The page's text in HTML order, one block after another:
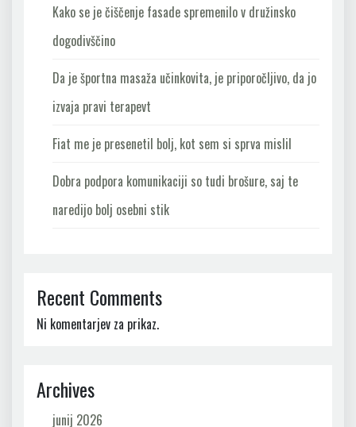
Kako se je čiščenje fasade spremenilo v družinsko
dogodivščino
Da je športna masaža učinkovita, je priporočljivo, da jo
izvaja pravi terapevt
Fiat me je presenetil bolj, kot sem si sprva mislil
Dobra podpora komunikaciji so tudi brošure, saj te
naredijo bolj osebni stik
Recent Comments
Ni komentarjev za prikaz.
Archives
junij 2026